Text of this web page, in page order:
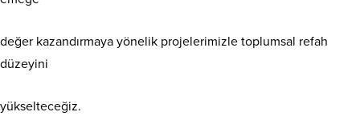
değer kazandırmaya yönelik projelerimizle toplumsal refah
düzeyini
yükselteceğiz.